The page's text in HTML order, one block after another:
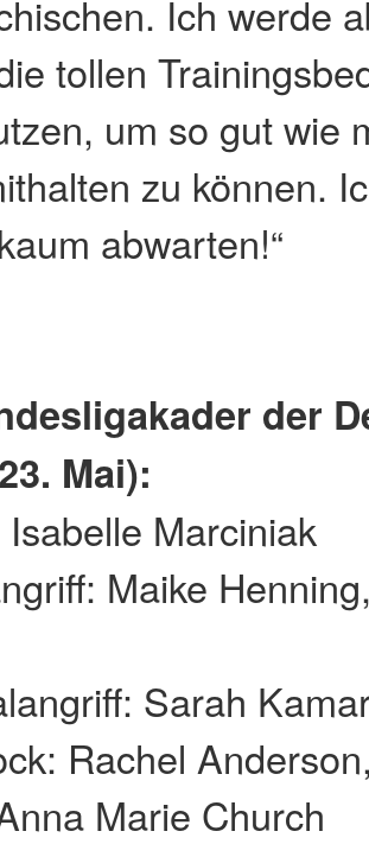
Ich werde
tollen
um so gut wie
zu können.
abwarten!“
der
Mai):
Marciniak
Maike
Sarah
Rachel
Marie Church